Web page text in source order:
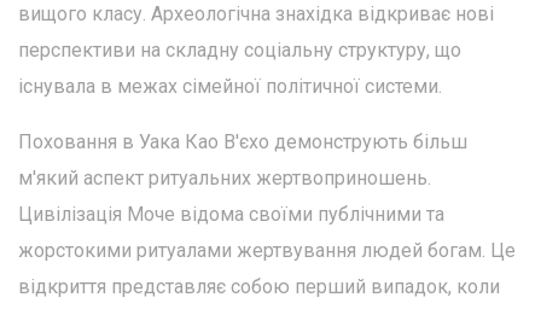
вищого класу. Археологічна знахідка відкриває нові
перспективи на складну соціальну структуру, що
існувала в межах сімейної політичної системи.
Поховання в Уака Као В'єхо демонструють більш
м'який аспект ритуальних жертвоприношень.
Цивілізація Моче відома своїми публічними та
жорстокими ритуалами жертвування людей богам. Це
відкриття представляє собою перший випадок, коли